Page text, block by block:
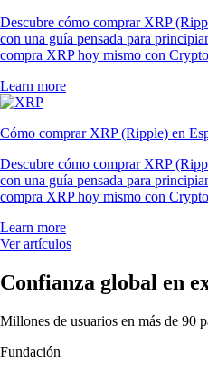
Descubre cómo comprar XRP
con una guía pensada para
compra XRP hoy mismo con
Learn more
Cómo comprar XRP (Ripple) en
Descubre cómo comprar XRP
con una guía pensada para
compra XRP hoy mismo con
Learn more
Ver artículos
Confianza global en
Millones de usuarios en más de 90
Fundación